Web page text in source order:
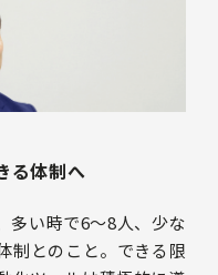
る体制へ
多い時で6〜8人、少な
制とのこと。できる限